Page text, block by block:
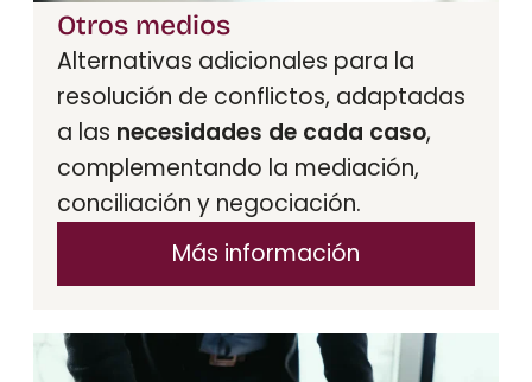
Otros medios
Alternativas adicionales para la
resolución de conflictos, adaptadas
a las necesidades de cada caso,
complementando la mediación,
conciliación y negociación.
Más información